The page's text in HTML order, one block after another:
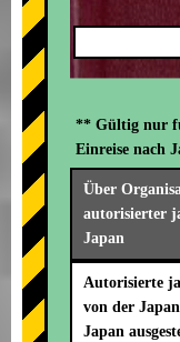
** Gültig nur
Einreise nach
Über
autorisierter
Japan
Autorisierte
von der
Japan